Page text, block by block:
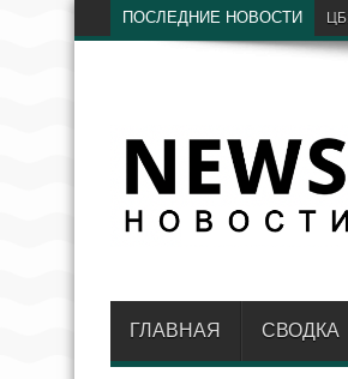
ПОСЛЕДНИЕ НОВОСТИ
ГЛАВНАЯ СВОДКА